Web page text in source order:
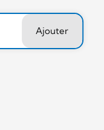
Ajouter